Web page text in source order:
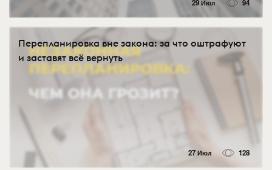
29 Июл 94
Перепланировка вне закона: за что оштрафуют
и заставят всё вернуть
27 Июл 128